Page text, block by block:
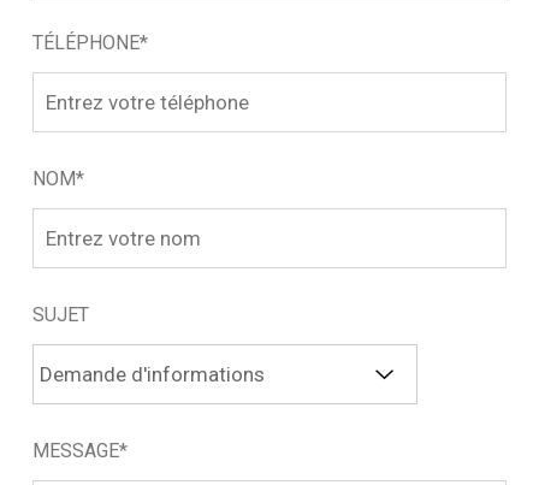
TÉLÉPHONE*
NOM*
SUJET
MESSAGE*